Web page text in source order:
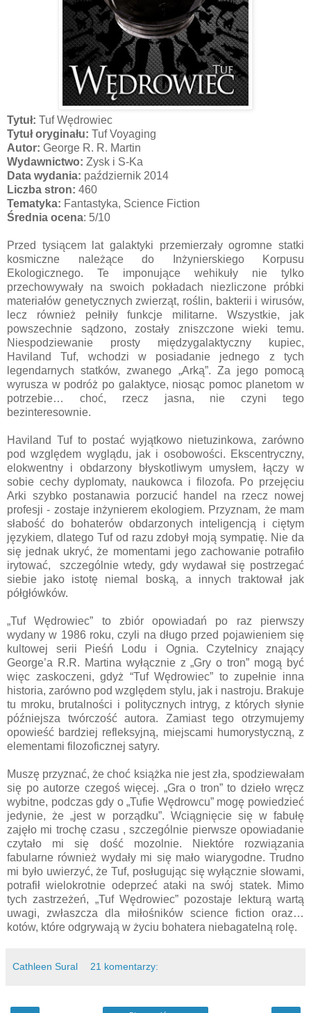
Tytuł: Tuf Wędrowiec
Tytuł oryginału: Tuf Voyaging
Autor: George R. R. Martin
Wydawnictwo: Zysk i S-Ka
Data wydania: październik 2014
Liczba stron: 460
Tematyka: Fantastyka, Science Fiction
Średnia ocena: 5/10
Przed tysiącem lat galaktyki przemierzały ogromne statki
kosmiczne należące do Inżynierskiego Korpusu
Ekologicznego. Te imponujące wehikuły nie tylko
przechowywały na swoich pokładach niezliczone próbki
materiałów genetycznych zwierząt, roślin, bakterii i wirusów,
lecz również pełniły funkcje militarne. Wszystkie, jak
powszechnie sądzono, zostały zniszczone wieki temu.
Niespodziewanie prosty międzygalaktyczny kupiec,
Haviland Tuf, wchodzi w posiadanie jednego z tych
legendarnych statków, zwanego „Arką”. Za jego pomocą
wyrusza w podróż po galaktyce, niosąc pomoc planetom w
potrzebie… choć, rzecz jasna, nie czyni tego
bezinteresownie.
Haviland Tuf to postać wyjątkowo nietuzinkowa, zarówno
pod względem wyglądu, jak i osobowości. Ekscentryczny,
elokwentny i obdarzony błyskotliwym umysłem, łączy w
sobie cechy dyplomaty, naukowca i filozofa. Po przejęciu
Arki szybko postanawia porzucić handel na rzecz nowej
profesji - zostaje inżynierem ekologiem. Przyznam, że mam
słabość do bohaterów obdarzonych inteligencją i ciętym
językiem, dlatego Tuf od razu zdobył moją sympatię. Nie da
się jednak ukryć, że momentami jego zachowanie potrafiło
irytować, szczególnie wtedy, gdy wydawał się postrzegać
siebie jako istotę niemal boską, a innych traktował jak
półgłówków.
„Tuf Wędrowiec” to zbiór opowiadań po raz pierwszy
wydany w 1986 roku, czyli na długo przed pojawieniem się
kultowej serii Pieśń Lodu i Ognia. Czytelnicy znający
George’a R.R. Martina wyłącznie z „Gry o tron” mogą być
więc zaskoczeni, gdyż “Tuf Wędrowiec” to zupełnie inna
historia, zarówno pod względem stylu, jak i nastroju. Brakuje
tu mroku, brutalności i politycznych intryg, z których słynie
późniejsza twórczość autora. Zamiast tego otrzymujemy
opowieść bardziej refleksyjną, miejscami humorystyczną, z
elementami filozoficznej satyry.
Muszę przyznać, że choć książka nie jest zła, spodziewałam
się po autorze czegoś więcej. „Gra o tron” to dzieło wręcz
wybitne, podczas gdy o „Tufie Wędrowcu” mogę powiedzieć
jedynie, że „jest w porządku”. Wciągnięcie się w fabułę
zajęło mi trochę czasu , szczególnie pierwsze opowiadanie
czytało mi się dość mozolnie. Niektóre rozwiązania
fabularne również wydały mi się mało wiarygodne. Trudno
mi było uwierzyć, że Tuf, posługując się wyłącznie słowami,
potrafił wielokrotnie odeprzeć ataki na swój statek. Mimo
tych zastrzeżeń, „Tuf Wędrowiec” pozostaje lekturą wartą
uwagi, zwłaszcza dla miłośników science fiction oraz…
kotów, które odgrywają w życiu bohatera niebagatelną rolę.
Cathleen Sural 21 komentarzy: